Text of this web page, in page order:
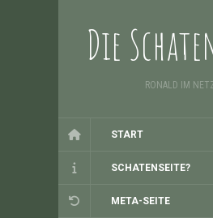
Die
RONALD IM
START
SCHATENSEITE?
META-SEITE